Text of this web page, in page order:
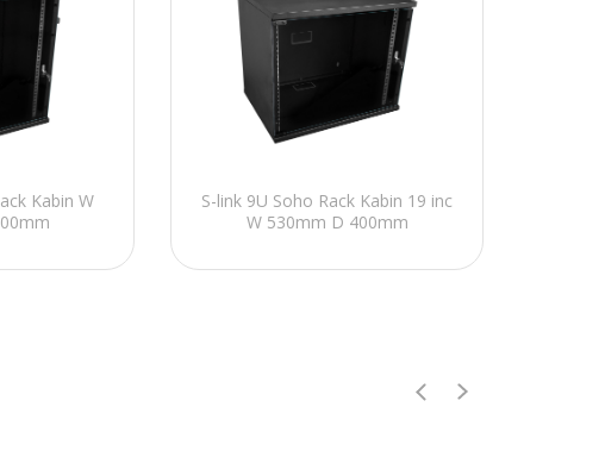
Kabin W
S-link 9U Soho Rack Kabin 19 inc
W 530mm D 400mm